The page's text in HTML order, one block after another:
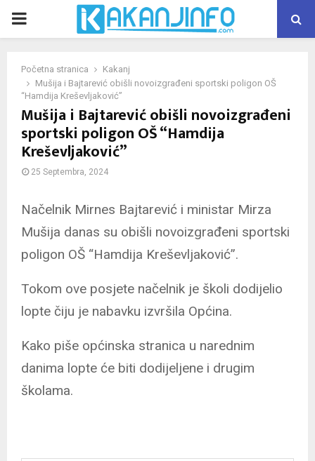
PRIMARY
Početna stranica
Kakanj
Mušija i Bajtarević obišli novoizgrađeni sportski poligon OŠ
“Hamdija Kreševljaković”
Mušija i Bajtarević obišli novoizgrađeni
sportski poligon OŠ “Hamdija
Kreševljaković”
25 Septembra, 2024
Načelnik Mirnes Bajtarević i ministar Mirza
Mušija danas su obišli novoizgrađeni sportski
poligon OŠ “Hamdija Kreševljaković”.
Tokom ove posjete načelnik je školi dodijelio
lopte čiju je nabavku izvršila Općina.
Kako piše općinska stranica u narednim
danima lopte će biti dodijeljene i drugim
školama.